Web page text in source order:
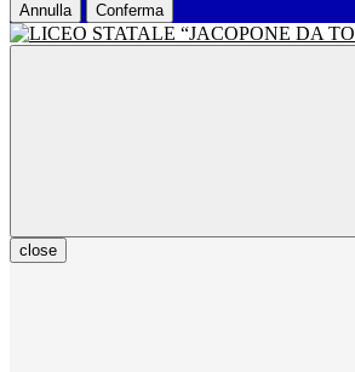
Annulla Conferma
close